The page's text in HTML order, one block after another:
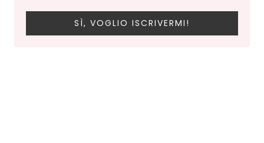
SÌ, VOGLIO ISCRIVERMI!